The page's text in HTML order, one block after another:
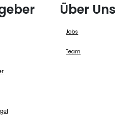
Über Uns
Jobs
Team